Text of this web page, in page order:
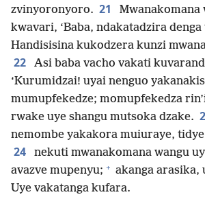
zvinyoronyoro. 21
Mwanakomana
kwavari, ‘Baba, ndakatadzira
Handisisina kukodzera kunzi
22
Asi baba vacho vakati
‘Kurumidzai! uyai nenguo
mumupfekedze; momupfekedza
rwake uye shangu mutsoka dzake.
nemombe yakakora muiuraye,
24
nekuti mwanakomana wangu
avazve mupenyu; + akanga arasika,
Uye vakatanga kufara.